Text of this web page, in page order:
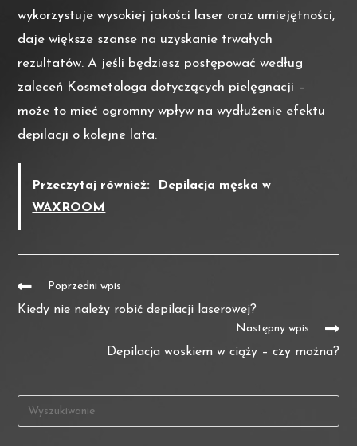
wykorzystuje wysokiej jakości laser oraz umiejętności,
daje większe szanse na uzyskanie trwałych
rezultatów. A jeśli będziesz postępować według
zaleceń Kosmetologa dotyczących pielęgnacji –
może to mieć ogromny wpływ na wydłużenie efektu
depilacji o kolejne lata.
Przeczytaj również:
Depilacja męska w
WAXROOM
Poprzedni wpis
Kiedy nie należy robić depilacji laserowej?
Następny wpis
Depilacja woskiem w ciąży – czy można?